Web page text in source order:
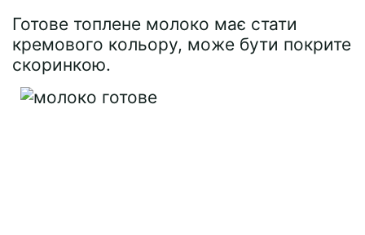
Готове топлене молоко має стати
кремового кольору, може бути покрите
скоринкою.